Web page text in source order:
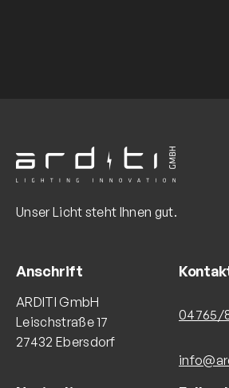
Unser Licht steht Ihnen gut.
Anschrift
ARDITI GmbH
Leischstraße 17
27432 Ebersdorf
04765/